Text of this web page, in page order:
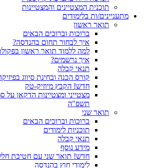
תוכנית המצטיינים והמצטיינות
מתעניינים/ות בלימודים
תואר ראשון
ברוכות וברוכים הבאים
איך לבחור תחום בהנדסה?
למה ללמוד תואר ראשון
איך נרשמים?
תנאי קבלה
קורס הכנה ובחינת סיווג
חדש! הקבץ מיוזיק-טק
מצטייני ומצטיינות הדקאן
תשפ"ה
תואר שני
ברוכות וברוכים הבאים
תוכניות לימודים
תנאי קבלה
מידע נוסף
חדש! תואר שני עם חטיבת
לימודי חוץ בהנדסה